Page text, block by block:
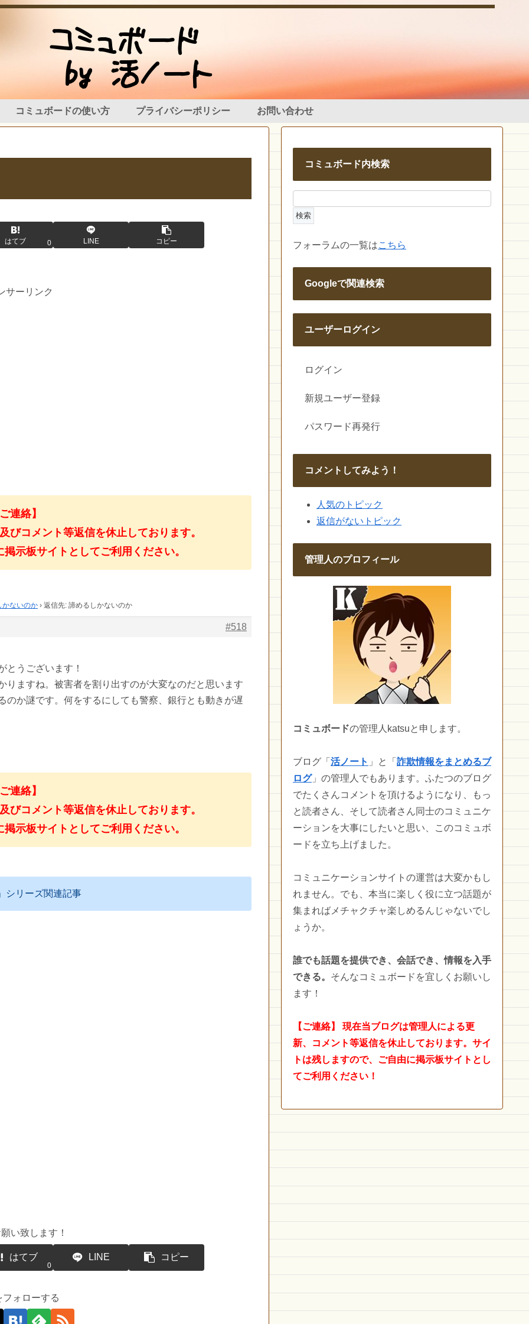
コミュボードの使い方 プライバシーポリシー お問い合わせ
はてブ 0 LINE コピー
サーリンク
連絡】
びコメント等返信を休止しております。
示板サイトとしてご利用ください。
かないのか › 返信先: 諦めるしかないのか
#518
とうございます！
りますね。被害者を割り出すのが大変なのだと思います
のか謎です。何をするにしても警察、銀行とも動きが遅
連絡】
びコメント等返信を休止しております。
示板サイトとしてご利用ください。
シリーズ関連記事
い致します！
はてブ
0
LINE コピー
フォローする
コミュボード内検索
フォーラムの一覧はこちら
Googleで関連検索
ユーザーログイン
ログイン
新規ユーザー登録
パスワード再発行
コメントしてみよう！
人気のトピック
返信がないトピック
管理人のプロフィール
コミュボードの管理人katsuと申します。
ブログ「 活ノート 」と「 詐欺情報をまとめるブ
ログ」の管理人でもあります。ふたつのブログ
でたくさんコメントを頂けるようになり、もっ
と読者さん、そして読者さん同士のコミュニケ
ーションを大事にしたいと思い、このコミュボ
ードを立ち上げました。
コミュニケーションサイトの運営は大変かもし
れません。でも、本当に楽しく役に立つ話題が
集まればメチャクチャ楽しめるんじゃないでし
ょうか。
誰でも話題を提供でき、会話でき、情報を入手
できる。 そんなコミュボードを宜しくお願いし
ます！
【ご連絡】
現在当ブログは管理人による更
新、コメント等返信を休止しております。サイ
トは残しますので、ご自由に掲示板サイトとし
てご利用ください！